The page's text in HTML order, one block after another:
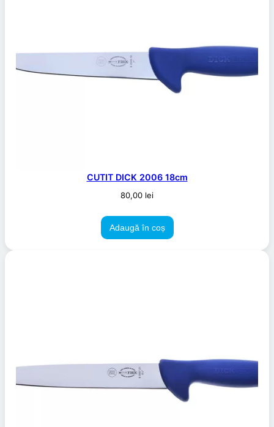
CUTIT DICK 2006 18cm
80,00 lei
Adaugă în coș